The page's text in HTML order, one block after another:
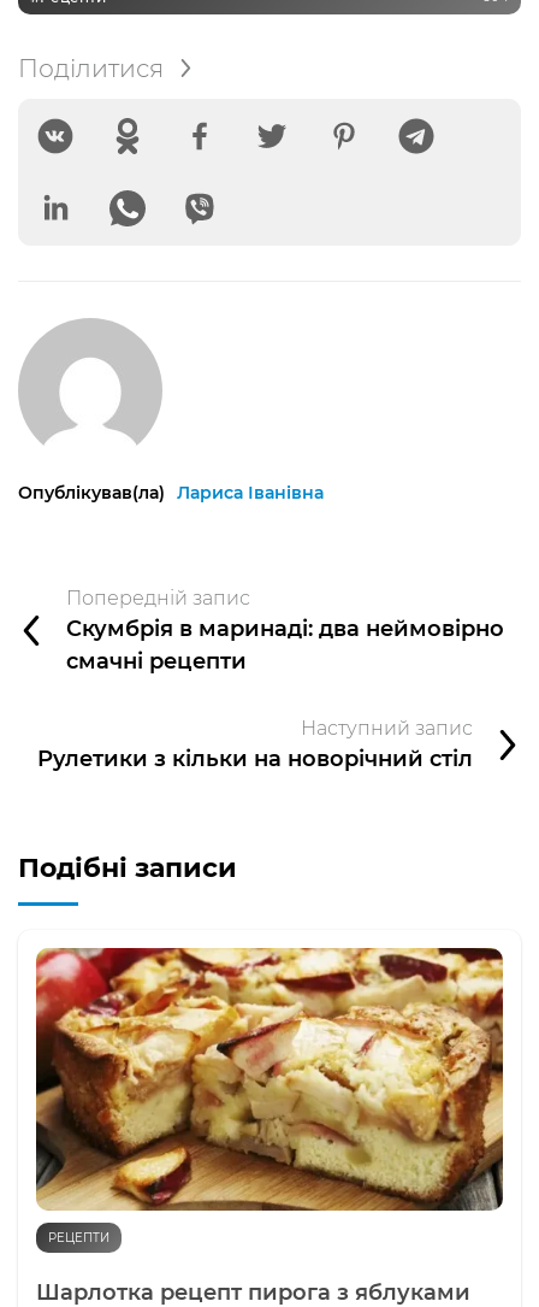
Поділитися
Опублікував(ла) Лариса Іванівна
Попередній запис
Скумбрія в маринаді: два неймовірно
смачні рецепти
Наступний запис
Рулетики з кільки на новорічний стіл
Подібні записи
РЕЦЕПТИ
Шарлотка рецепт пирога з яблуками